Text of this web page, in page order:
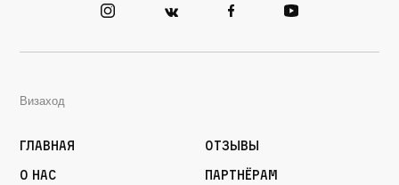
Визаход
Главная
О нас
Отзывы
Партнёрам